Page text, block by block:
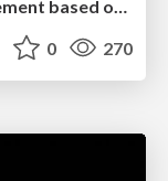
0 270